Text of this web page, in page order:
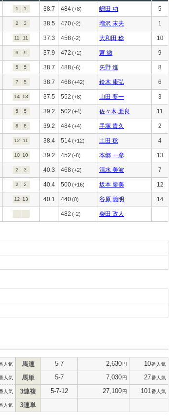
1 1 38.7 484(+8) 嶋田 功 5
2 3 38.5 470(-2) 増沢 末夫 1
11 11 37.3 458(-2) 大和田 稔 10
9 9 37.9 472 (+2) 宮 徹 9
5 5 38.7 488(-6) 矢野 進 8
7 5 38.7 468 (+42) 鈴木 康弘 6
14 13 37.5 552 (+8) 山田 要一 3
5 5 39.2 502 (+4) 佐々木 亜良 11
8 8 39.2 484(+4) 手塚 貴久 2
12 11 38.4 514(+12) 土田 稔 4
10 10 39.2 452 (-8) 本郷 一彦 13
2 3 40.3 468 (+2) 清水 美波 7
2 2 40.4 500(+16) 坂本 勝美 12
12 13 40.1 440(0) 谷原 義明 14
482 (-2) 柴田 政人
人気
人気
人気
人気
馬連 5-7 2,630円 10番人気
馬単 5-7 7,030円 27番人気
3連複 5-7-12 27,100円 101 番人気
3連単